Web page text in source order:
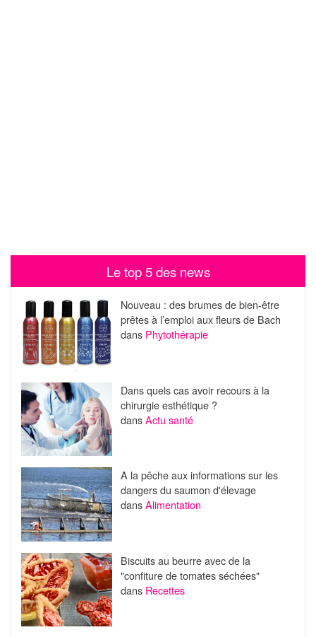
Le top 5 des news
Nouveau : des brumes de bien-être
prêtes à l’emploi aux fleurs de Bach
dans Phytothérapie
Dans quels cas avoir recours à la
chirurgie esthétique ?
dansActu santé
A la pêche aux informations sur les
dangers du saumon d'élevage
dansAlimentation
Biscuits au beurre avec de la
"confiture de tomates séchées"
dans Recettes